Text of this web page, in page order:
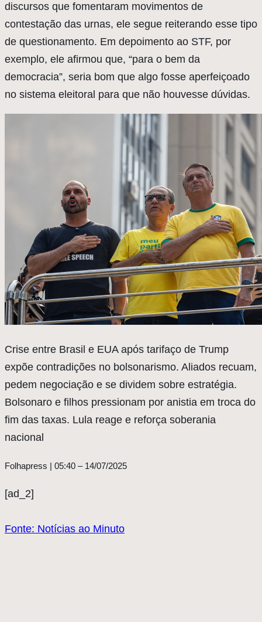
discursos que fomentaram movimentos de
contestação das urnas, ele segue reiterando esse tipo
de questionamento. Em depoimento ao STF, por
exemplo, ele afirmou que, “para o bem da
democracia”, seria bom que algo fosse aperfeiçoado
no sistema eleitoral para que não houvesse dúvidas.
Crise entre Brasil e EUA após tarifaço de Trump
expõe contradições no bolsonarismo. Aliados recuam,
pedem negociação e se dividem sobre estratégia.
Bolsonaro e filhos pressionam por anistia em troca do
fim das taxas. Lula reage e reforça soberania
nacional
Folhapress | 05:40 – 14/07/2025
[ad_2]
Fonte: Notícias ao Minuto